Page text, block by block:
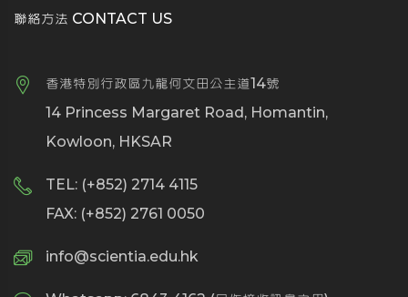
聯絡方法 CONTACT US
香港特別行政區九龍何文田公主道14號
14 Princess Margaret Road, Homantin,
Kowloon, HKSAR
TEL: (+852) 2714 4115
FAX: (+852) 2761 0050
info@scientia.edu.hk